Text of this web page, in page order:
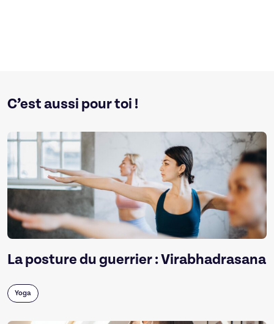
C’est aussi pour toi !
La posture du guerrier : Virabhadrasana
Yoga